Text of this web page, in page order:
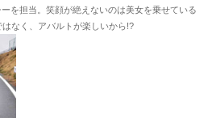
を担当。笑顔が絶えないのは美女を乗せている
はなく、アバルトが楽しいから!?